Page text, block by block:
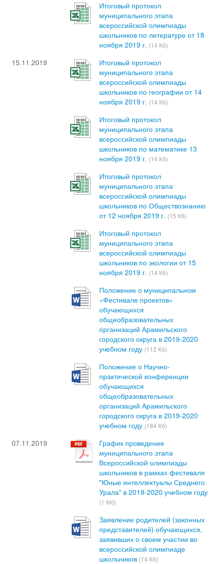
Итоговый протокол
муниципального этапа
всероссийской олимпиады
школьников по литературе от 18
ноября 2019 г. (14 Кб)
15.11.2019
Итоговый протокол
муниципального этапа
всероссийской олимпиады
школьников по географии от 14
ноября 2019 г. (14 Кб)
Итоговый протокол
муниципального этапа
всероссийской олимпиады
школьников по математике 13
ноября 2019 г. (14 Кб)
Итоговый протокол
муниципального этапа
всероссийской олимпиады
школьников по Обществознанию
от 12 ноября 2019 г. (15 Кб)
Итоговый протокол
муниципального этапа
всероссийской олимпиады
школьников по экологии от 15
ноября 2019 г. (14 Кб)
Положение о муниципальном
«Фестивале проектов»
обучающихся
общеобразовательных
организаций Арамильского
городского округа в 2019-2020
учебном году (112 Кб)
Положение о Научно-
практической конференции
обучающихся
общеобразовательных
организаций Арамильского
городского округа в 2019-2020
учебном году (184 Кб)
07.11.2019
График проведения
муниципального этапа
Всероссийской олимпиады
школьников в рамках фестиваля
"Юные интеллектуалы Среднего
Урала" в 2019-2020 учебном году
(1 Мб)
Заявление родителей (законных
представителей) обучающихся,
заявивших о своем участии во
всероссийской олимпиаде
школьников (14 Кб)